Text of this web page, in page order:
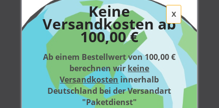
X
Keine
Versandkosten ab
100,00 €
Ab einem Bestellwert von 100,00 €
berechnen wir keine
Versandkosten innerhalb
Deutschland bei der Versandart
"Paketdienst"